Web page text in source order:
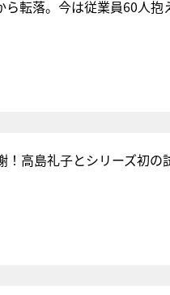
転落。今は従業員60人抱
高島礼子とシリーズ初の